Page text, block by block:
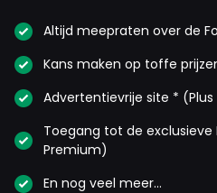
Altijd meepraten over de
Kans maken op toffe
Advertentievrije site *
Toegang tot de exclusieve
Premium)
En nog veel meer…